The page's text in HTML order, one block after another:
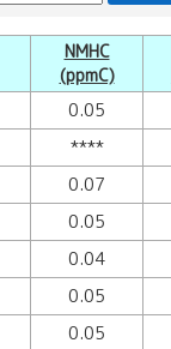
NMHC
(ppmC)
0.05
****
0.07
0.05
0.04
0.05
0.05